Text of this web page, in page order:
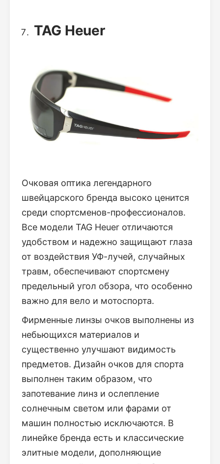
TAG Heuer
Очковая оптика легендарного
швейцарского бренда высоко ценится
среди спортсменов-профессионалов.
Все модели TAG Heuer отличаются
удобством и надежно защищают глаза
от воздействия УФ-лучей, случайных
травм, обеспечивают спортсмену
предельный угол обзора, что особенно
важно для вело и мотоспорта.
Фирменные линзы очков выполнены из
небьющихся материалов и
существенно улучшают видимость
предметов. Дизайн очков для спорта
выполнен таким образом, что
запотевание линз и ослепление
солнечным светом или фарами от
машин полностью исключаются. В
линейке бренда есть и классические
элитные модели, дополняющие